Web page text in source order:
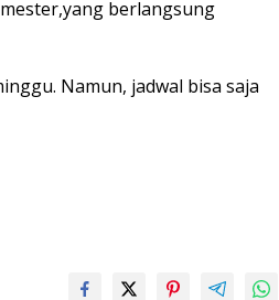
berlangsung
Namun, jadwal bisa saja